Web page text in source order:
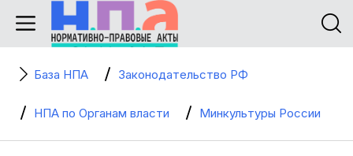
База НПА Законодательство РФ
НПА по Органам власти Минкультуры России